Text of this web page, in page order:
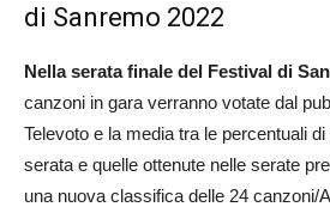
di Sanremo 2022
Nella serata finale del Festival di
canzoni in gara verranno votate dal
Televoto e la media tra le percentuali
serata e quelle ottenute nelle serate
una nuova classifica delle 24 canzoni/